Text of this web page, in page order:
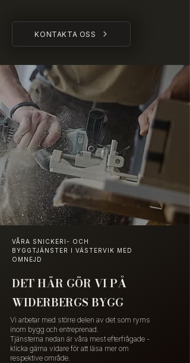
KONTAKTA OSS
VÅRA SNICKERI- OCH
BYGGTJÄNSTER I VÄSTERVIK MED
OMNEJD
DET HÄR GÖR VI PÅ
WIDERBERGS BYGG
Vi arbetar med större delen av det som ryms
inom bygg och entreprenad.
Tjänsterna nedan är våra mest efterfrågade -
klicka gärna vidare för att läsa mer om
respektive område.